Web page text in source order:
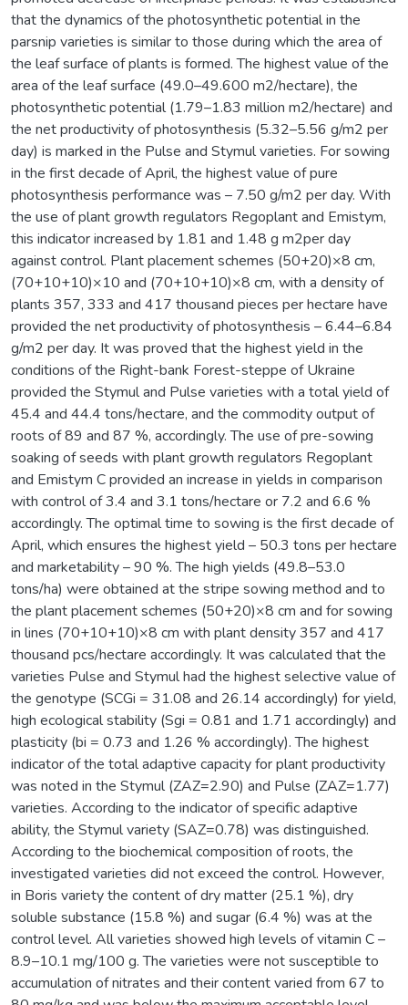
that the dynamics of the photosynthetic potential in the
parsnip varieties is similar to those during which the area of
the leaf surface of plants is formed. The highest value of the
area of the leaf surface (49.0–49.600 m2/hectare), the
photosynthetic potential (1.79–1.83 million m2/hectare) and
the net productivity of photosynthesis (5.32–5.56 g/m2 per
day) is marked in the Pulse and Stymul varieties. For sowing
in the first decade of April, the highest value of pure
photosynthesis performance was – 7.50 g/m2 per day. With
the use of plant growth regulators Regoplant and Emistym,
this indicator increased by 1.81 and 1.48 g m2per day
against control. Plant placement schemes (50+20)×8 cm,
(70+10+10)×10 and (70+10+10)×8 cm, with a density of
plants 357, 333 and 417 thousand pieces per hectare have
provided the net productivity of photosynthesis – 6.44–6.84
g/m2 per day. It was proved that the highest yield in the
conditions of the Right-bank Forest-steppe of Ukraine
provided the Stymul and Pulse varieties with a total yield of
45.4 and 44.4 tons/hectare, and the commodity output of
roots of 89 and 87 %, accordingly. The use of pre-sowing
soaking of seeds with plant growth regulators Regoplant
and Emistym C provided an increase in yields in comparison
with control of 3.4 and 3.1 tons/hectare or 7.2 and 6.6 %
accordingly. The optimal time to sowing is the first decade of
April, which ensures the highest yield – 50.3 tons per hectare
and marketability – 90 %. The high yields (49.8–53.0
tons/ha) were obtained at the stripe sowing method and to
the plant placement schemes (50+20)×8 cm and for sowing
in lines (70+10+10)×8 cm with plant density 357 and 417
thousand pcs/hectare accordingly. It was calculated that the
varieties Pulse and Stymul had the highest selective value of
the genotype (SCGi = 31.08 and 26.14 accordingly) for yield,
high ecological stability (Sgi = 0.81 and 1.71 accordingly) and
plasticity (bi = 0.73 and 1.26 % accordingly). The highest
indicator of the total adaptive capacity for plant productivity
was noted in the Stymul (ZAZ=2.90) and Pulse (ZAZ=1.77)
varieties. According to the indicator of specific adaptive
ability, the Stymul variety (SAZ=0.78) was distinguished.
According to the biochemical composition of roots, the
investigated varieties did not exceed the control. However,
in Boris variety the content of dry matter (25.1 %), dry
soluble substance (15.8 %) and sugar (6.4 %) was at the
control level. All varieties showed high levels of vitamin C –
8.9–10.1 mg/100 g. The varieties were not susceptible to
accumulation of nitrates and their content varied from 67 to